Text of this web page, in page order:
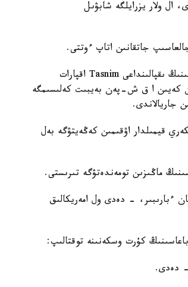
ال ولار يزرايلگە شابۋىل
جاتقانىن اتاپ ءوتتى.
ترامپتىڭ بۇل مالىمدەمەلەرى يران يسلام ريەۆوليۋتسياسى ساقشىلار كورپۋسىنىڭ ىقپالىنداعى Tasnim اقپارات
كەيىن ا ق ش-پەن بەيبىت كەلىسىمگە
جاريالاندى.
قيمىلدار اۋقىمىن كەڭەيتۋگە بەل
ماڭىزىن تومەندەتۋگە تىرىستى.
ءبارىبىر، - دەدى ول امەريكالىق
كۇرت وسكەنىنە توقتالىپ:
- دەدى.